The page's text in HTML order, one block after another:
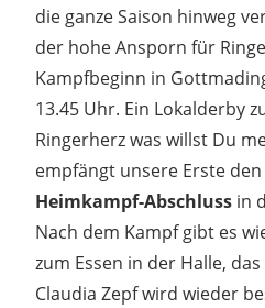
die ganze Saison hinweg
der hohe Ansporn für
Kampfbeginn in
13.45 Uhr. Ein Lokalderby
Ringerherz was willst Du
empfängt unsere Erste den
Heimkampf-Abschluss in
Nach dem Kampf gibt es
zum Essen in der Halle,
Claudia Zepf wird wieder